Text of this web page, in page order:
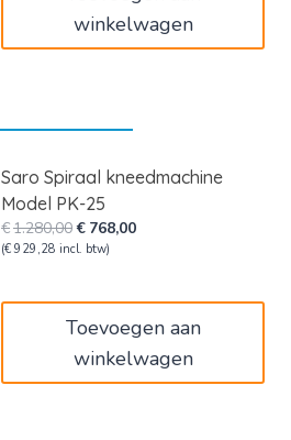
winkelwagen
Saro Spiraal kneedmachine
Model PK-25
€1.280,00Oorspronkelijke
prijs
€ 768,00Huidige
(€ 929,28 incl. btw)
Toevoegen aan
winkelwagen